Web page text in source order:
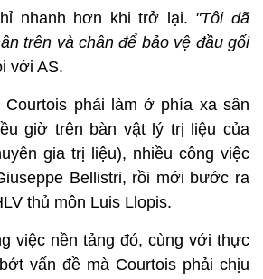
nhanh hơn khi trở lại. "Tôi đã
trên và chân để bảo vệ đầu gối
với AS.
Courtois phải làm ở phía xa sân
giờ trên bàn vật lý trị liệu của
gia trị liệu), nhiều công việc
Bellistri, rồi mới bước ra
thủ môn Luis Llopis.
việc nền tảng đó, cùng với thực
vấn đề mà Courtois phải chịu